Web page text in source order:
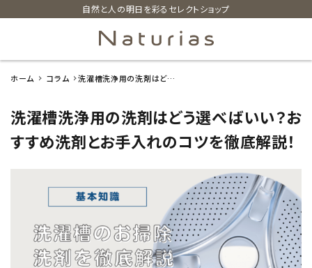
自然と人の明日を彩るセレクトショップ
ホーム
新着商品
カテゴリーから探す
美容・コスメ・香水
ホーム コラム
洗濯槽洗浄用の洗剤はどう
洗濯槽洗浄用の洗剤はどう選べばいい？お
すすめ洗剤とお手入れのコツを徹底解説！